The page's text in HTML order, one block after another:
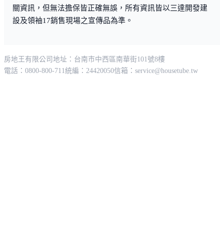
關資訊，但無法擔保皆正確無誤，所有資訊皆以三達開發建
設及領袖17銷售現場之宣傳品為準。
房地王有限公司 地址：台南市中西區南華街101號8樓
電話：0800-800-711統編：24420050信箱： service@housetube.tw